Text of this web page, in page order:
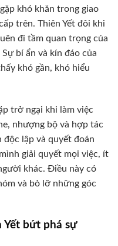
khó khăn trong giao
trên. Thiên Yết đôi khi
đi tầm quan trọng của
bí ẩn và kín đáo của
khó gần, khó hiểu
trở ngại khi làm việc
nhượng bộ và hợp tác
lập và quyết đoán
giải quyết mọi việc, ít
khác. Điều này có
và bỏ lỡ những góc
Yết bứt phá sự